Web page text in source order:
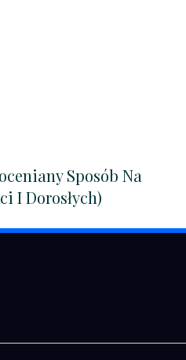
Sposób Na
I Dorosłych)